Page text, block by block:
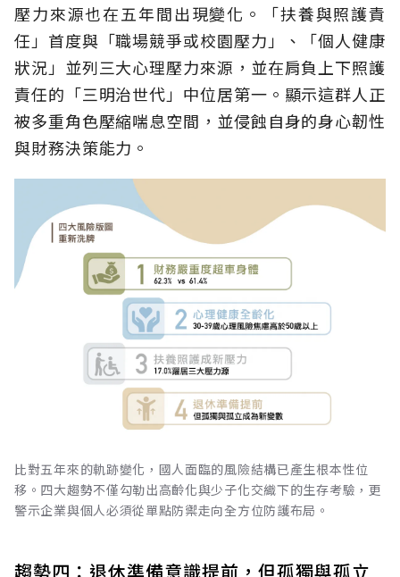
壓力來源也在五年間出現變化。「扶養與照護責
任」首度與「職場競爭或校園壓力」、「個人健康
狀況」並列三大心理壓力來源，並在肩負上下照護
責任的「三明治世代」中位居第一。顯示這群人正
被多重角色壓縮喘息空間，並侵蝕自身的身心韌性
與財務決策能力。
比對五年來的軌跡變化，國人面臨的風險結構已產生根本性位
移。四大趨勢不僅勾勒出高齡化與少子化交織下的生存考驗，更
警示企業與個人必須從單點防禦走向全方位防護布局。
趨勢四：退休準備意識提前，但孤獨與孤立